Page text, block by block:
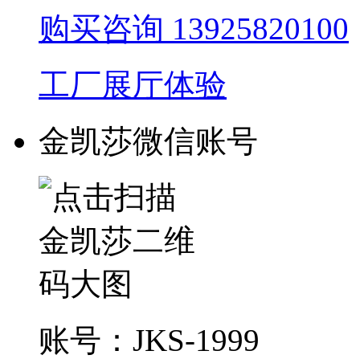
购买咨询 13925820100
工厂展厅体验
金凯莎微信账号
账号：JKS-1999